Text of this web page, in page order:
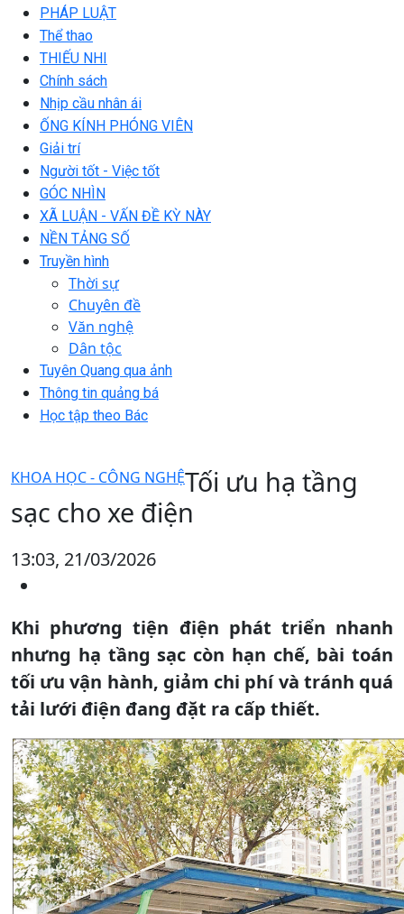
PHÁP LUẬT
Thể thao
THIẾU NHI
Chính sách
Nhịp cầu nhân ái
ỐNG KÍNH PHÓNG VIÊN
Giải trí
Người tốt - Việc tốt
GÓC NHÌN
XÃ LUẬN - VẤN ĐỀ KỲ NÀY
NỀN TẢNG SỐ
Truyền hình
Thời sự
Chuyên đề
Văn nghệ
Dân tộc
Tuyên Quang qua ảnh
Thông tin quảng bá
Học tập theo Bác
KHOA HỌC - CÔNG NGHỆTối ưu hạ tầng
sạc cho xe điện
13:03, 21/03/2026
Khi phương tiện điện phát triển nhanh
nhưng hạ tầng sạc còn hạn chế, bài toán
tối ưu vận hành, giảm chi phí và tránh quá
tải lưới điện đang đặt ra cấp thiết.